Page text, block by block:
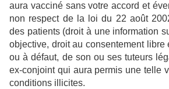
aura vacciné sans votre accord et
non respect de la loi du 22 août
des patients (droit à une information
objective, droit au consentement libre
ou à défaut, de son ou ses tuteurs
ex-conjoint qui aura permis une telle
conditions illicites.